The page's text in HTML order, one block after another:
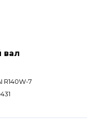
вал
R140W-7